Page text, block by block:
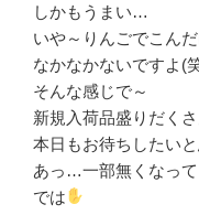
しかもうまい…
いや～りんごでこん
なかなかないですよ(
そんな感じで～
新規入荷品盛りだく
本日もお待ちしたいと
あっ…一部無くなっ
では